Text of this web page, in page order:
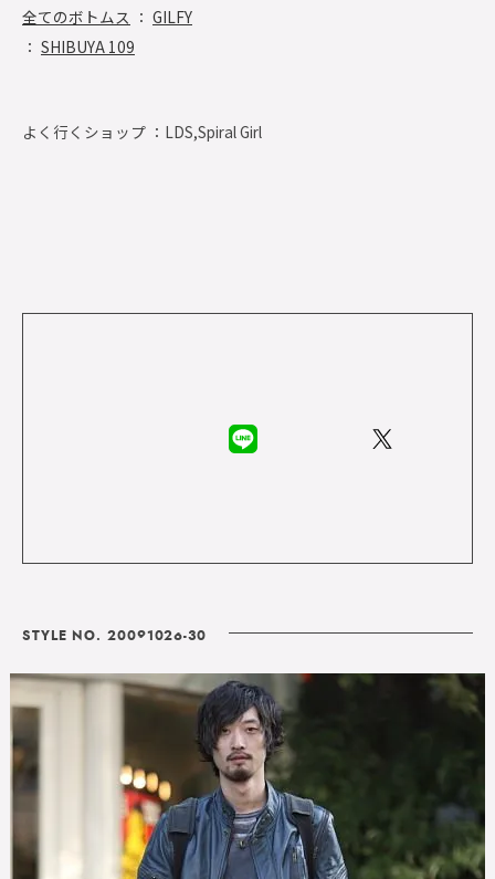
全てのボトムス ： GILFY
： SHIBUYA 109
よく行くショップ ： LDS,Spiral Girl
STYLE NO. 20091026-30